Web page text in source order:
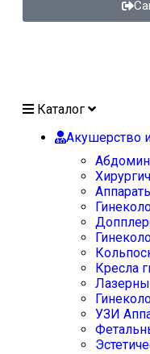
Каталог
Акушерство
Кресла
УЗИ